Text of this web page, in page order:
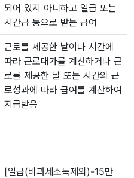
되어 있지 아니하고 일급 또는
시간급 등으로 받는 급여
근로를 제공한 날이나 시간에
따라 근로대가를 계산하거나 근
로를 제공한 날 또는 시간의 근
로성과에 따라 급여를 계산하여
지급받음
[일급(비과세소득제외)-15만